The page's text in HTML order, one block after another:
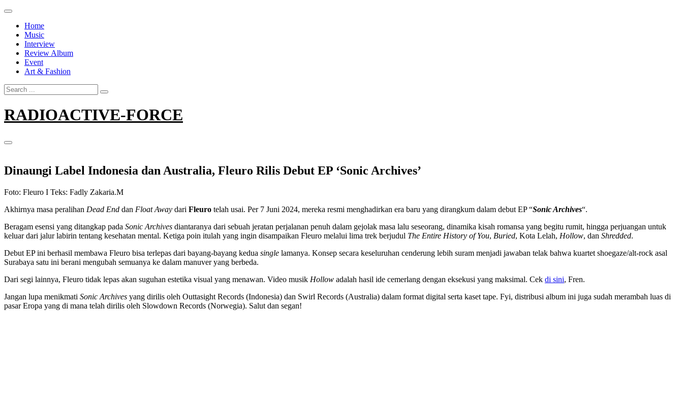
Skip
contentHome
Music
Interview
Review Album
Event
Art & Fashion
Search
for:
RADIOACTIVE-FORCE
Dinaungi Label Indonesia dan Australia, Fleuro Rilis Debut EP ‘Sonic Archives’
Foto: Fleuro I Teks: Fadly Zakaria.M
Akhirnya masa peralihan Dead End dan Float Away dari Fleuro telah usai. Per 7 Juni 2024, mereka resmi menghadirkan era baru yang dirangkum dalam debut EP “Sonic Archives“.
Beragam esensi yang ditangkap pada Sonic Archives diantaranya dari sebuah jeratan perjalanan penuh dalam gejolak masa lalu seseorang, dinamika kisah romansa yang begitu rumit, hingga perjuangan untuk
keluar dari jalur labirin tentang kesehatan mental. Ketiga poin itulah yang ingin disampaikan Fleuro melalui lima trek berjudul The Entire History of You, Buried, Kota Lelah, Hollow, dan Shredded.
Debut EP ini berhasil membawa Fleuro bisa terlepas dari bayang-bayang kedua single lamanya. Konsep secara keseluruhan cenderung lebih suram menjadi jawaban telak bahwa kuartet shoegaze/alt-rock asal
Surabaya satu ini berani mengubah semuanya ke dalam manuver yang berbeda.
Dari segi lainnya, Fleuro tidak lepas akan suguhan estetika visual yang menawan. Video musik Hollow adalah hasil ide cemerlang dengan eksekusi yang maksimal. Cek di sini, Fren.
Jangan lupa menikmati Sonic Archives yang dirilis oleh Outtasight Records (Indonesia) dan Swirl Records (Australia) dalam format digital serta kaset tape. Fyi, distribusi album ini juga sudah merambah luas di
pasar Eropa yang di mana telah dirilis oleh Slowdown Records (Norwegia). Salut dan segan!